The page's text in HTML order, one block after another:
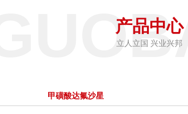
产品中心
立人立国 兴业兴邦
甲磺酸达氟沙星